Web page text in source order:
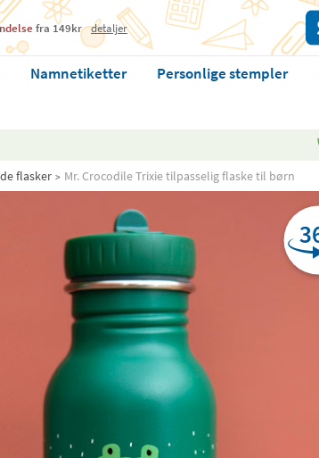
fra 149kr detaljer
Namnetiketter Personlige stempler
flasker Mr. Crocodile Trixie tilpasselig flaske til børn